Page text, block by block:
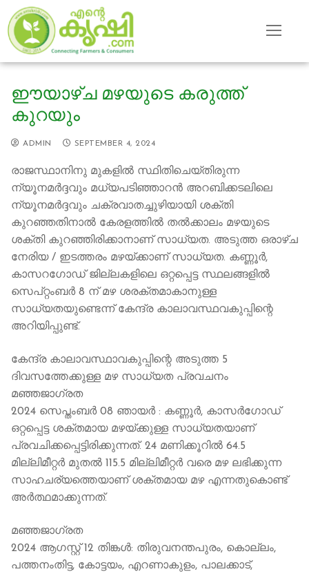
Skip
to
content
ഈയാഴ്ച മഴയുടെ കരുത്ത്
കുറയും
ADMIN SEPTEMBER 4, 2024
രാജസ്ഥാനിനു മുകളിൽ സ്ഥിതിചെയ്തിരുന്ന
ന്യൂനമർദ്ദവും മധ്യപടിഞ്ഞാറൻ അറബിക്കടലിലെ
ന്യൂനമർദ്ദവും ചക്രവാതച്ചുഴിയായി ശക്തി
കുറഞ്ഞതിനാല്‍ കേരളത്തില്‍ തല്‍ക്കാലം മഴയുടെ
ശക്തി കുറഞ്ഞിരിക്കാനാണ് സാധ്യത. അടുത്ത ഒരാഴ്ച
നേരിയ / ഇടത്തരം മഴയ്ക്കാണ് സാധ്യത. കണ്ണൂര്‍,
കാസറഗോഡ് ജില്ലകളിലെ ഒറ്റപ്പെട്ട സ്ഥലങ്ങളിൽ
സെപ്റ്റംബർ 8 ന് മഴ ശരക്തമാകാനുള്ള
സാധ്യതയുണ്ടെന്ന് കേന്ദ്ര കാലാവസ്ഥവകുപ്പിന്റെ
അറിയിപ്പുണ്ട്.
കേന്ദ്ര കാലാവസ്ഥാവകുപ്പിന്റെ അടുത്ത 5
ദിവസത്തേക്കുള്ള മഴ സാധ്യത പ്രവചനം
മഞ്ഞജാഗ്രത
2024 സെപ്തംബര്‍ 08 ഞായര്‍ : കണ്ണൂർ, കാസർഗോഡ്
ഒറ്റപ്പെട്ട ശക്തമായ മഴയ്ക്കുള്ള സാധ്യതയാണ്
പ്രവചിക്കപ്പെട്ടിരിക്കുന്നത്. 24 മണിക്കൂറിൽ 64.5
മില്ലിമീറ്റർ മുതൽ 115.5 മില്ലിമീറ്റർ വരെ മഴ ലഭിക്കുന്ന
സാഹചര്യത്തെയാണ് ശക്തമായ മഴ എന്നതുകൊണ്ട്
അർത്ഥമാക്കുന്നത്.
മഞ്ഞജാഗ്രത
2024 ആഗസ്റ്റ് 12 തിങ്കള്‍: തിരുവനന്തപുരം, കൊല്ലം,
പത്തനംതിട്ട, കോട്ടയം, എറണാകുളം, പാലക്കാട്,